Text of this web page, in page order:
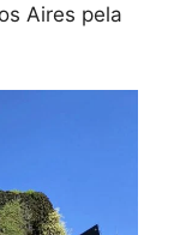
Aires pela